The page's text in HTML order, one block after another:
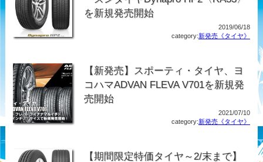
を新規発売開始
2019/06/18
category:新発売《タイヤ》
【新発売】スポーティ・タイヤ、ヨ
コハマADVAN FLEVA V701を新規発
売開始
2021/07/10
category:新発売《タイヤ》
【期間限定特価タイヤ～2/末まで】